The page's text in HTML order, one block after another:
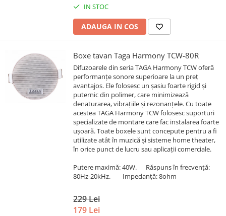
IN STOC
ADAUGA IN COS
Boxe tavan Taga Harmony TCW-80R
Difuzoarele din seria TAGA Harmony TCW oferă
performanțe sonore superioare la un preț
avantajos. Ele folosesc un şasiu foarte rigid şi
puternic din polimer, care minimizează
denaturarea, vibraţiile și rezonanţele. Cu toate
acestea TAGA Harmony TCW folosesc suporturi
specializate de montare care fac instalarea foarte
uşoară. Toate boxele sunt concepute pentru a fi
utilizate atât în muzică şi sisteme home theater,
în orice punct de lucru sau aplicaţii comerciale.
Putere maximă: 40W. Răspuns în frecvenţă:
80Hz-20kHz. Impedanţă: 8ohm
229 Lei
179 Lei